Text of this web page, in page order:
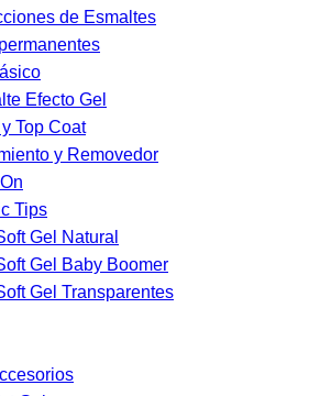
de Esmaltes
Efecto Gel
Top Coat
y Removedor
Tips
Gel Natural
Gel Baby Boomer
Gel Transparentes